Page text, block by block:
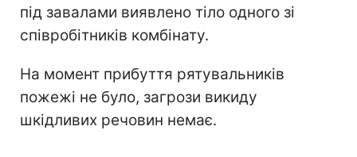
під завалами виявлено тіло одного зі
співробітників комбінату.
На момент прибуття рятувальників
пожежі не було, загрози викиду
шкідливих речовин немає.